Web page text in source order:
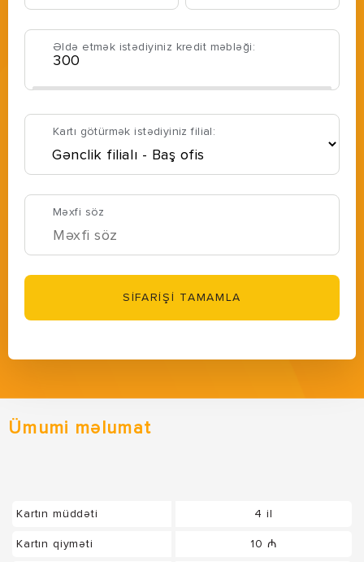
Əldə etmək istədiyiniz kredit məbləği:
Kartı götürmək istədiyiniz filial:
Məxfi söz
SİFARİŞİ TAMAMLA
Ümumi məlumat
Kartın müddəti 4 il
Kartın qiyməti 10 ₼